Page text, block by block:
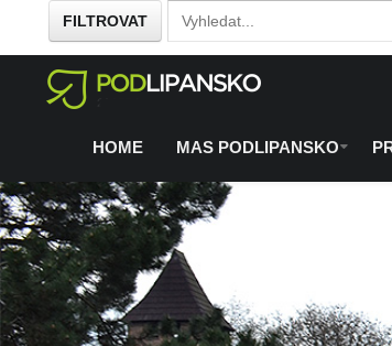
FILTROVAT
HOME MAS PODLIPANSKO
/ O regionu / Co se chystá